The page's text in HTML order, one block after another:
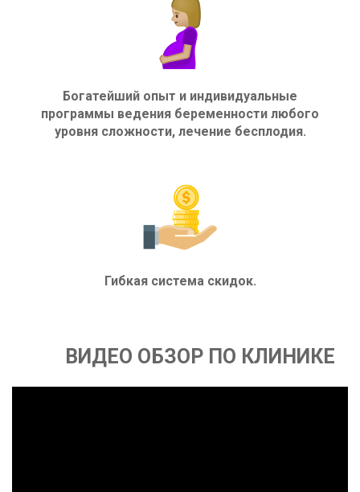
Богатейший опыт и индивидуальные
программы ведения беременности любого
уровня сложности, лечение бесплодия.
Гибкая система скидок.
ВИДЕО ОБЗОР ПО КЛИНИКЕ